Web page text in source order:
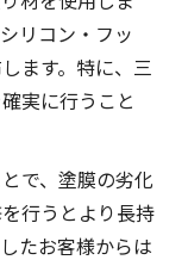
リコン・フッ
ます。特に、三
実に行うこと
で、塗膜の劣化
行うとより長持
たお客様からは